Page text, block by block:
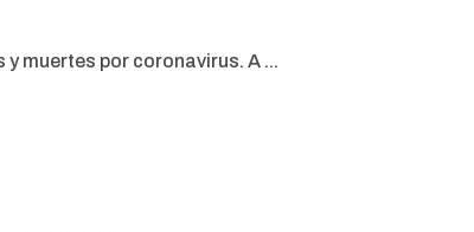
muertes por coronavirus. A ...